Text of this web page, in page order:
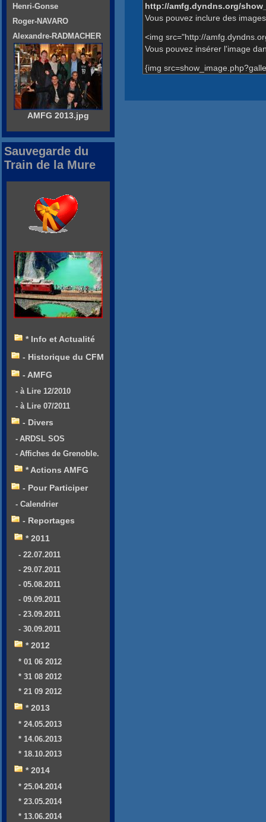
http://amfg.dyndns.org/
Vous pouvez inclure des
<img src="http://
Vous pouvez insérer l'image
{img
Henri-Gonse
Roger-NAVARO
Alexandre-RADMACHER
AMFG 2013.jpg
Sauvegarde du
Train de la Mure
* Info et Actualité
- Historique du CFM
- AMFG
- à Lire 12/2010
- à Lire 07/2011
- Divers
- ARDSL SOS
- Affiches de Grenoble.
* Actions AMFG
- Pour Participer
- Calendrier
- Reportages
* 2011
- 22.07.2011
- 29.07.2011
- 05.08.2011
- 09.09.2011
- 23.09.2011
- 30.09.2011
* 2012
* 01 06 2012
* 31 08 2012
* 21 09 2012
* 2013
* 24.05.2013
* 14.06.2013
* 18.10.2013
* 2014
* 25.04.2014
* 23.05.2014
* 13.06.2014